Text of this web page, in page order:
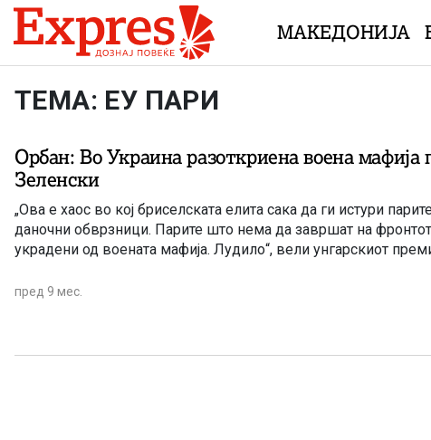
Skip to content
МАКЕДОНИЈА
ТЕМА: ЕУ ПАРИ
Орбан: Во Украина разоткриена воена мафија
Зеленски
„Ова е хаос во кој бриселската елита сака да ги истури
даночни обврзници. Парите што нема да завршат на
украдени од воената мафија. Лудило“, вели унгарскиот
пред 9 мес.